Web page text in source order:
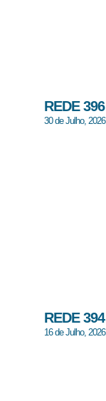
REDE 396
30 de Julho, 2026
REDE 394
16 de Julho, 2026